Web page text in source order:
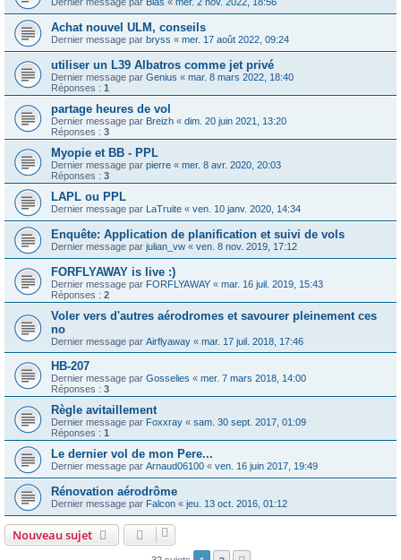
Achat nouvel ULM, conseils
Dernier message par bryss « mer. 17 août 2022, 09:24
utiliser un L39 Albatros comme jet privé
Dernier message par Genius « mar. 8 mars 2022, 18:40
Réponses : 1
partage heures de vol
Dernier message par Breizh « dim. 20 juin 2021, 13:20
Réponses : 3
Myopie et BB - PPL
Dernier message par pierre « mer. 8 avr. 2020, 20:03
Réponses : 3
LAPL ou PPL
Dernier message par LaTruite « ven. 10 janv. 2020, 14:34
Enquête: Application de planification et suivi de vols
Dernier message par julian_vw « ven. 8 nov. 2019, 17:12
FORFLYAWAY is live :)
Dernier message par FORFLYAWAY « mar. 16 juil. 2019, 15:43
Réponses : 2
Voler vers d'autres aérodromes et savourer pleinement ces
no
Dernier message par Airflyaway « mar. 17 juil. 2018, 17:46
HB-207
Dernier message par Gosselies « mer. 7 mars 2018, 14:00
Réponses : 3
Règle avitaillement
Dernier message par Foxxray « sam. 30 sept. 2017, 01:09
Réponses : 1
Le dernier vol de mon Pere...
Dernier message par Arnaud06100 « ven. 16 juin 2017, 19:49
Rénovation aérodrôme
Dernier message par Falcon « jeu. 13 oct. 2016, 01:12
Nouveau sujet